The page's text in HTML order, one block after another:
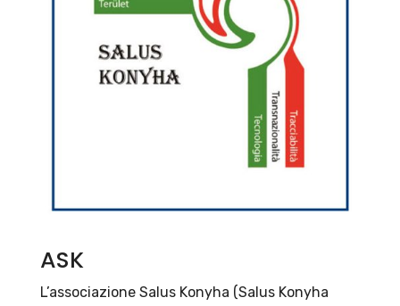
ASK
L’associazione Salus Konyha (Salus Konyha